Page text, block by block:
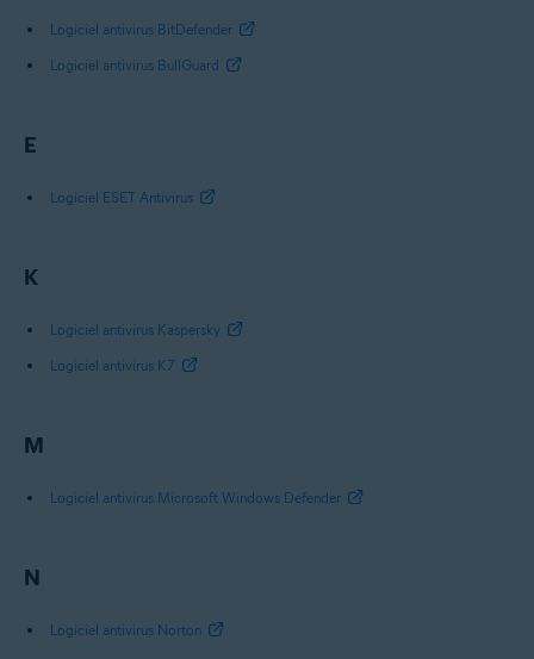
Logiciel antivirus BitDefender
Logiciel antivirus BullGuard
E
Logiciel ESET Antivirus
K
Logiciel antivirus Kaspersky
Logiciel antivirus K7
M
Logiciel antivirus Microsoft Windows Defender
N
Logiciel antivirus Norton